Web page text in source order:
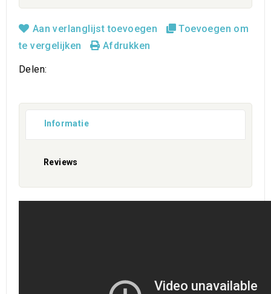
Aan verlanglijst toevoegen
Toevoegen om
te vergelijken
Afdrukken
Delen:
Informatie
Reviews